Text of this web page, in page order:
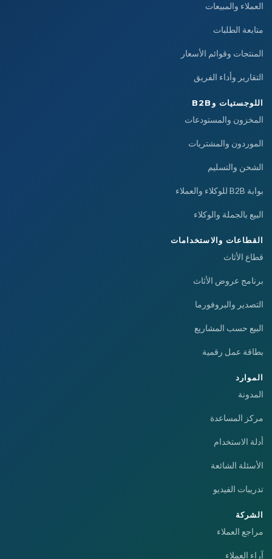
العملاء والمبيعات
متابعة الطلبات
المنتجات وقوائم الأسعار
التقارير وأداء الفريق
اللوجستيات وB2B
المخزون والمستودعات
الموردون والمشتريات
الشحن والتسليم
بوابة B2B للوكلاء والعملاء
البيع بالجملة والوكلاء
القطاعات والاستخدامات
قطاع الأثاث
برنامج عروض الأثاث
التصدير والبروفورما
البيع حسب المشاريع
بطاقة عمل رقمية
الموارد
المدونة
مركز المساعدة
أدلة الاستخدام
الأسئلة الشائعة
تدريبات الفيديو
الشركة
مراجع العملاء
آراء العملاء